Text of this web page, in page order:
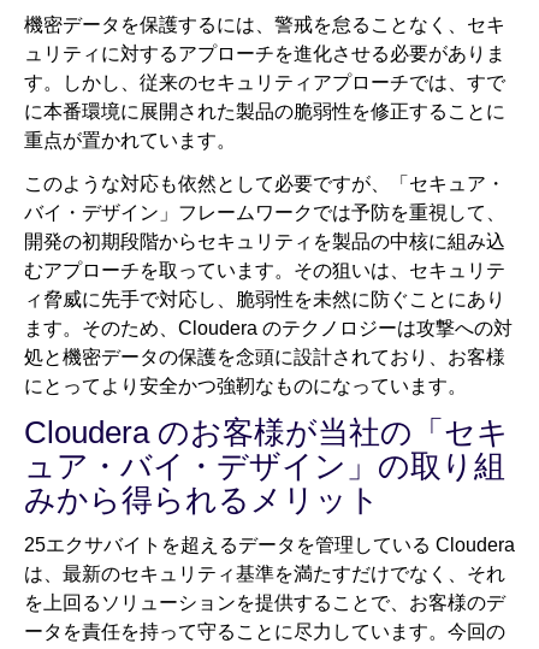
機密データを保護するには、警戒を怠ることなく、セキ
ュリティに対するアプローチを進化させる必要がありま
す。しかし、従来のセキュリティアプローチでは、すで
に本番環境に展開された製品の脆弱性を修正することに
重点が置かれています。
このような対応も依然として必要ですが、「セキュア・
バイ・デザイン」フレームワークでは予防を重視して、
開発の初期段階からセキュリティを製品の中核に組み込
むアプローチを取っています。その狙いは、セキュリテ
ィ脅威に先手で対応し、脆弱性を未然に防ぐことにあり
ます。そのため、Cloudera のテクノロジーは攻撃への対
処と機密データの保護を念頭に設計されており、お客様
にとってより安全かつ強靭なものになっています。
Cloudera のお客様が当社の「セキ
ュア・バイ・デザイン」の取り組
みから得られるメリット
25エクサバイトを超えるデータを管理している Cloudera
は、最新のセキュリティ基準を満たすだけでなく、それ
を上回るソリューションを提供することで、お客様のデ
ータを責任を持って守ることに尽力しています。今回の